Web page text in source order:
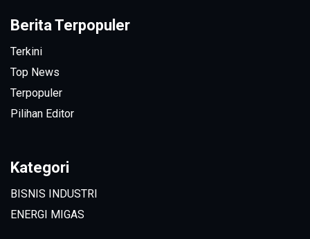
Berita Terpopuler
Terkini
Top News
Terpopuler
Pilihan Editor
Kategori
BISNIS INDUSTRI
ENERGI MIGAS